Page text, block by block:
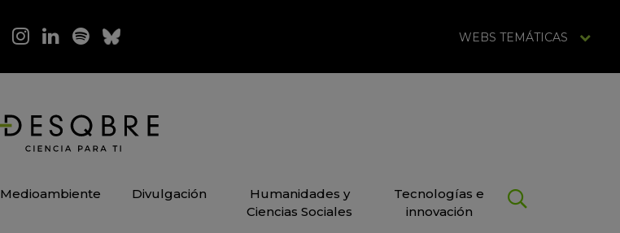
WEBS TEMÁTICAS
Medioambiente Divulgación
Humanidades y
Ciencias Sociales
Tecnologías e
innovación